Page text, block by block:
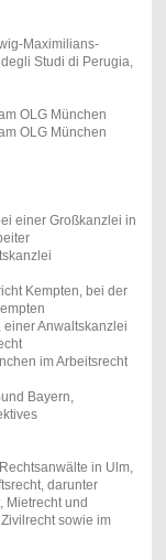
Maximilians-
Studi di Perugia,
OLG München
OLG München
Großkanzlei in
bei der
Arbeitsrecht
Bayern,
in Ulm,
darunter
Mietrecht und
sowie im